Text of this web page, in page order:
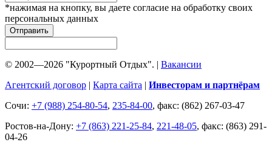
*нажимая на кнопку, вы даете согласие на обработку своих
персональных данных
Отправить
© 2002—2026 "Курортный Отдых". | Вакансии
Агентский договор | Карта сайта | Инвесторам и партнёрам
Сочи: +7 (988) 254-80-54, 235-84-00, факс: (862) 267-03-47
Ростов-на-Дону: +7 (863) 221-25-84, 221-48-05, факс: (863) 291-
04-26